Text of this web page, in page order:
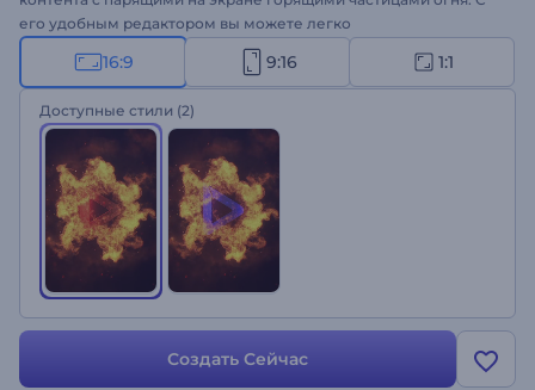
его удобным редактором вы можете легко
персонализировать каждый аспект, чтобы он соответствовал
индивидуальности и теме вашего бренда. Загрузите свой
логотип, напишите слоган, добавьте фоновую музыку, и вы
получите заставку, которая просто заворожит вашу
аудиторию. Этот энергичный шаблон идеально подходит для
заставок, трейлеров, презентаций или любого проекта,
требующего яркого эффекта. Создайте уже прямо сейчас!
16:9 9:16 1:1
Доступные стили (2)
Создать Сейчас